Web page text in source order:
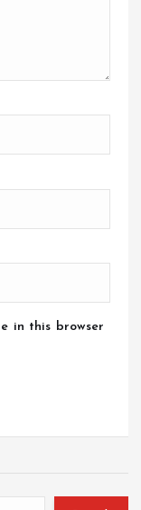
in this browser